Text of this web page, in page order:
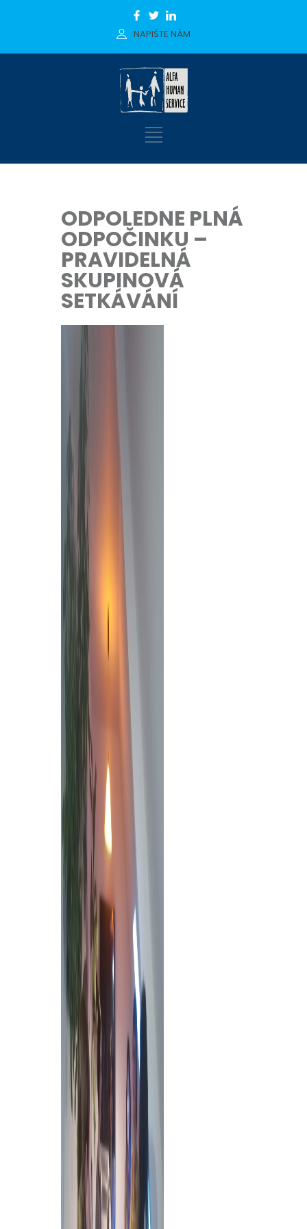
NAPIŠTE NÁM
ODPOLEDNE PLNÁ
ODPOČINKU –
PRAVIDELNÁ
SKUPINOVÁ
SETKÁVÁNÍ